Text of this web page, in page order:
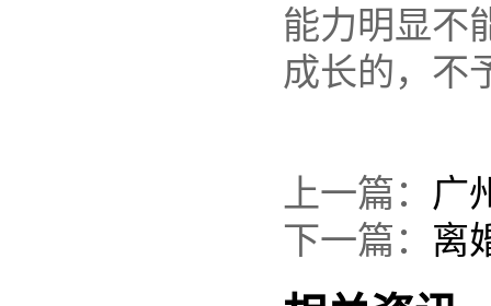
能力明显不
成长的，不
上一篇： 广
下一篇： 离